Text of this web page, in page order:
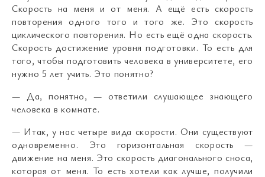
Скорость на меня и от меня. А ещё есть скорость
повторения одного того и того же. Это скорость
циклического повторения. Но есть ещё одна скорость.
Скорость достижение уровня подготовки. То есть для
того, чтобы подготовить человека в университете, его
нужно 5 лет учить. Это понятно?
— Да, понятно, — ответили слушающее знающего
человека в комнате.
— Итак, у нас четыре вида скорости. Они существуют
одновременно. Это горизонтальная скорость —
движение на меня. Это скорость диагонального сноса,
которая от меня. То есть хотели как лучше, получили